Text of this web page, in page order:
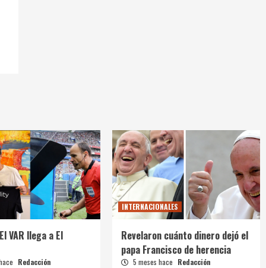
VAR llega a El
Redacción
INTERNACIONALES
Revelaron cuánto dinero dejó el
papa Francisco de herencia
5 meses hace Redacción